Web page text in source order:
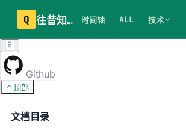
Q 往昔知识库 时间轴 ALL 技术
Github
顶部
文档目录